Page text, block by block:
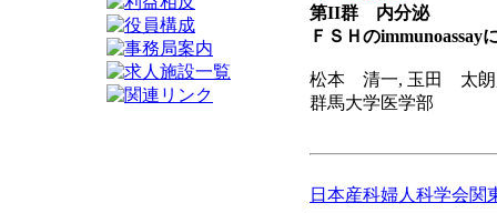
第II群 内分泌
ＦＳＨのimmunoassay
松本 清一, 玉田 太
群馬大学医学部
日本産科婦人科学会関